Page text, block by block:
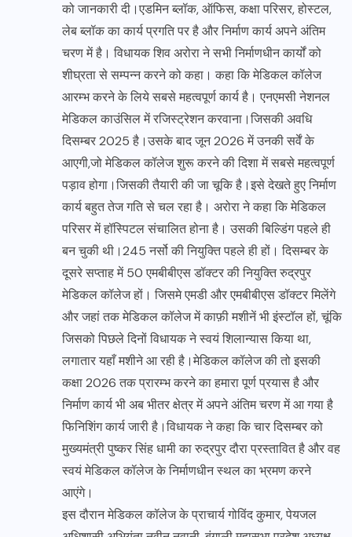
को जानकारी दी।एडमिन ब्लॉक, ऑफिस, कक्षा परिसर, होस्टल,
लेब ब्लॉक का कार्य प्रगति पर है और निर्माण कार्य अपने अंतिम
चरण में है। विधायक शिव अरोरा ने सभी निर्माणधीन कार्यों को
शीघ्रता से सम्पन्न करने को कहा। कहा कि मेडिकल कॉलेज
आरम्भ करने के लिये सबसे महत्वपूर्ण कार्य है। एनएमसी नेशनल
मेडिकल काउंसिल में रजिस्ट्रेशन करवाना।जिसकी अवधि
दिसम्बर 2025 है।उसके बाद जून 2026 में उनकी सर्वें के
आएगी,जो मेडिकल कॉलेज शुरू करने की दिशा में सबसे महत्वपूर्ण
पड़ाव होगा।जिसकी तैयारी की जा चूकि है।इसे देखते हुए निर्माण
कार्य बहुत तेज गति से चल रहा है। अरोरा ने कहा कि मेडिकल
परिसर में हॉस्पिटल संचालित होना है। उसकी बिल्डिंग पहले ही
बन चुकी थी।245 नर्सो की नियुक्ति पहले ही हों। दिसम्बर के
दूसरे सप्ताह में 50 एमबीबीएस डॉक्टर की नियुक्ति रुद्रपुर
मेडिकल कॉलेज हों। जिसमे एमडी और एमबीबीएस डॉक्टर मिलेंगे
और जहां तक मेडिकल कॉलेज में काफ़ी मशीनें भी इंस्टॉल हों, चूंकि
जिसको पिछले दिनों विधायक ने स्वयं शिलान्यास किया था,
लगातार यहाँ मशीने आ रही है।मेडिकल कॉलेज की तो इसकी
कक्षा 2026 तक प्रारम्भ करने का हमारा पूर्ण प्रयास है और
निर्माण कार्य भी अब भीतर क्षेत्र में अपने अंतिम चरण में आ गया है
फिनिशिंग कार्य जारी है।विधायक ने कहा कि चार दिसम्बर को
मुख्यमंत्री पुष्कर सिंह धामी का रुद्रपुर दौरा प्रस्तावित है और वह
स्वयं मेडिकल कॉलेज के निर्माणधीन स्थल का भ्रमण करने
आएंगे।
इस दौरान मेडिकल कॉलेज के प्राचार्य गोविंद कुमार, पेयजल